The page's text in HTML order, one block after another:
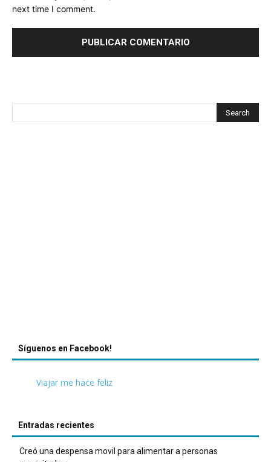
next time I comment.
Síguenos en Facebook!
Viajar me hace feliz
Entradas recientes
Creó una despensa movil para alimentar a personas